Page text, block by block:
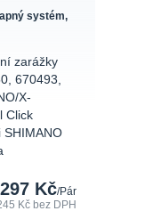
systém,
zarážky
670493,
X-
Click
297 Kč/Pár
Kčbez DPH